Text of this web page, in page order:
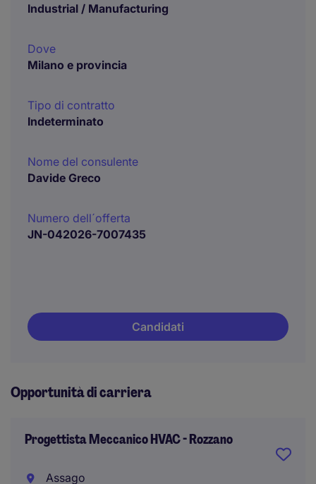
Industrial / Manufacturing
Dove
Milano e provincia
Tipo di contratto
Indeterminato
Nome del consulente
Davide Greco
Numero dell´offerta
JN-042026-7007435
Candidati
Opportunità di carriera
Progettista Meccanico HVAC - Rozzano
Assago